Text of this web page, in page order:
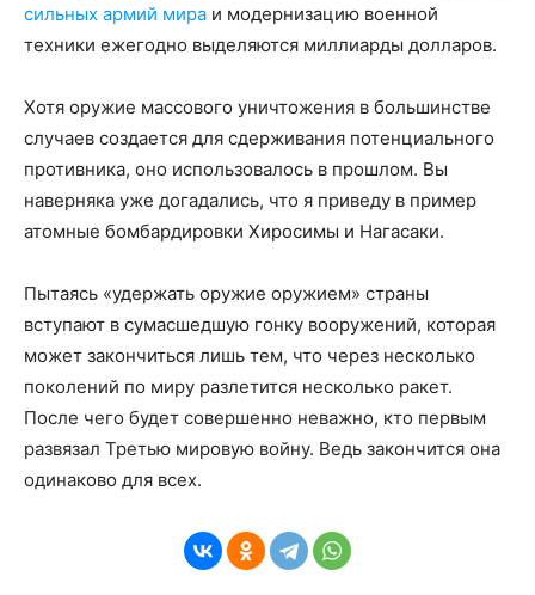
сильных армий мира и модернизацию военной
техники ежегодно выделяются миллиарды долларов.
Хотя оружие массового уничтожения в большинстве
случаев создается для сдерживания потенциального
противника, оно использовалось в прошлом. Вы
наверняка уже догадались, что я приведу в пример
атомные бомбардировки Хиросимы и Нагасаки.
Пытаясь «удержать оружие оружием» страны
вступают в сумасшедшую гонку вооружений, которая
может закончиться лишь тем, что через несколько
поколений по миру разлетится несколько ракет.
После чего будет совершенно неважно, кто первым
развязал Третью мировую войну. Ведь закончится она
одинаково для всех.